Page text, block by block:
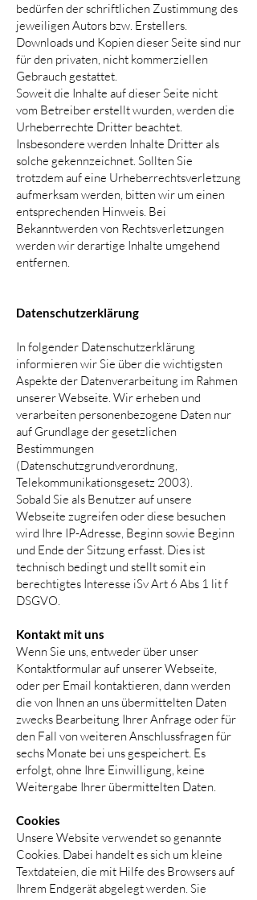
bedürfen der schriftlichen Zustimmung des
jeweiligen Autors bzw. Erstellers.
Downloads und Kopien dieser Seite sind nur
für den privaten, nicht kommerziellen
Gebrauch gestattet.
Soweit die Inhalte auf dieser Seite nicht
vom Betreiber erstellt wurden, werden die
Urheberrechte Dritter beachtet.
Insbesondere werden Inhalte Dritter als
solche gekennzeichnet. Sollten Sie
trotzdem auf eine Urheberrechtsverletzung
aufmerksam werden, bitten wir um einen
entsprechenden Hinweis. Bei
Bekanntwerden von Rechtsverletzungen
werden wir derartige Inhalte umgehend
entfernen.
Datenschutzerklärung
In folgender Datenschutzerklärung
informieren wir Sie über die wichtigsten
Aspekte der Datenverarbeitung im Rahmen
unserer Webseite. Wir erheben und
verarbeiten personenbezogene Daten nur
auf Grundlage der gesetzlichen
Bestimmungen
(Datenschutzgrundverordnung,
Telekommunikationsgesetz 2003).
Sobald Sie als Benutzer auf unsere
Webseite zugreifen oder diese besuchen
wird Ihre IP-Adresse, Beginn sowie Beginn
und Ende der Sitzung erfasst. Dies ist
technisch bedingt und stellt somit ein
berechtigtes Interesse iSv Art 6 Abs 1 lit f
DSGVO.
Kontakt mit uns
Wenn Sie uns, entweder über unser
Kontaktformular auf unserer Webseite,
oder per Email kontaktieren, dann werden
die von Ihnen an uns übermittelten Daten
zwecks Bearbeitung Ihrer Anfrage oder für
den Fall von weiteren Anschlussfragen für
sechs Monate bei uns gespeichert. Es
erfolgt, ohne Ihre Einwilligung, keine
Weitergabe Ihrer übermittelten Daten.
Cookies
Unsere Website verwendet so genannte
Cookies. Dabei handelt es sich um kleine
Textdateien, die mit Hilfe des Browsers auf
Ihrem Endgerät abgelegt werden. Sie